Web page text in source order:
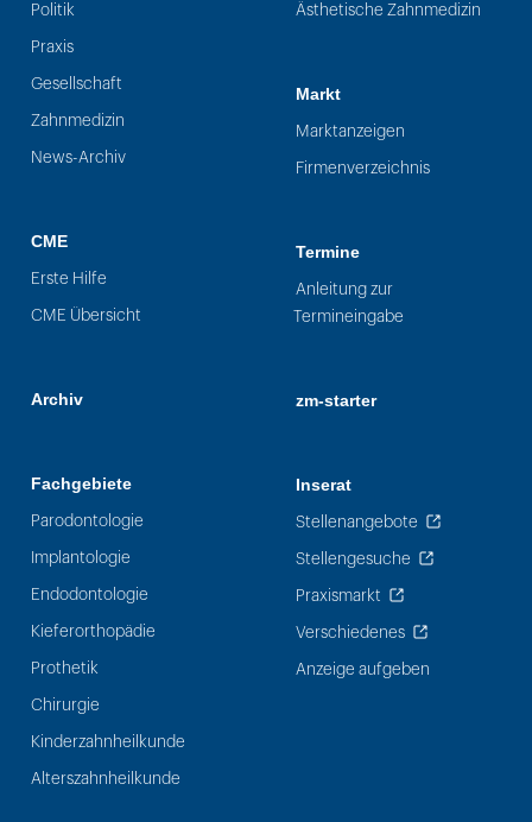
Politik
Praxis
Gesellschaft
Zahnmedizin
News-Archiv
CME
Erste Hilfe
CME Übersicht
Archiv
Fachgebiete
Parodontologie
Implantologie
Endodontologie
Kieferorthopädie
Prothetik
Chirurgie
Kinderzahnheilkunde
Alterszahnheilkunde
Ästhetische Zahnmedizin
Markt
Marktanzeigen
Firmenverzeichnis
Termine
Anleitung zur
Termineingabe
zm-starter
Inserat
Stellenangebote
Stellengesuche
Praxismarkt
Verschiedenes
Anzeige aufgeben